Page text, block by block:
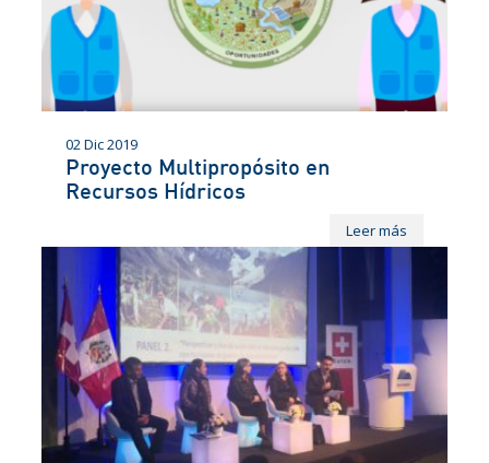
02 Dic 2019
Proyecto Multipropósito en
Recursos Hídricos
Leer más